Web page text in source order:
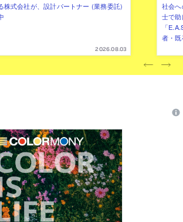
株式会社が、設計パートナー (業務委託)
2026.08.03
社会
士で
「
者・